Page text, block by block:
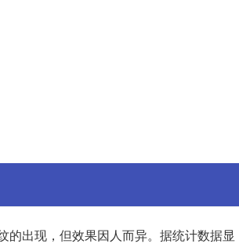
出现，但效果因人而异。据统计数据显